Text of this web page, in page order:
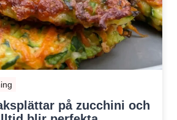
på zucchini och